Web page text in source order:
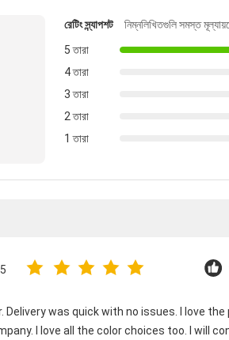
রেটিং স্ন্যাপশট
নিম্নলিখিতগুলি সমস্ত
5 তারা
4 তারা
3 তারা
2 তারা
1 তারা
Delivery was quick with no issues. I love
I love all the color choices too. I will